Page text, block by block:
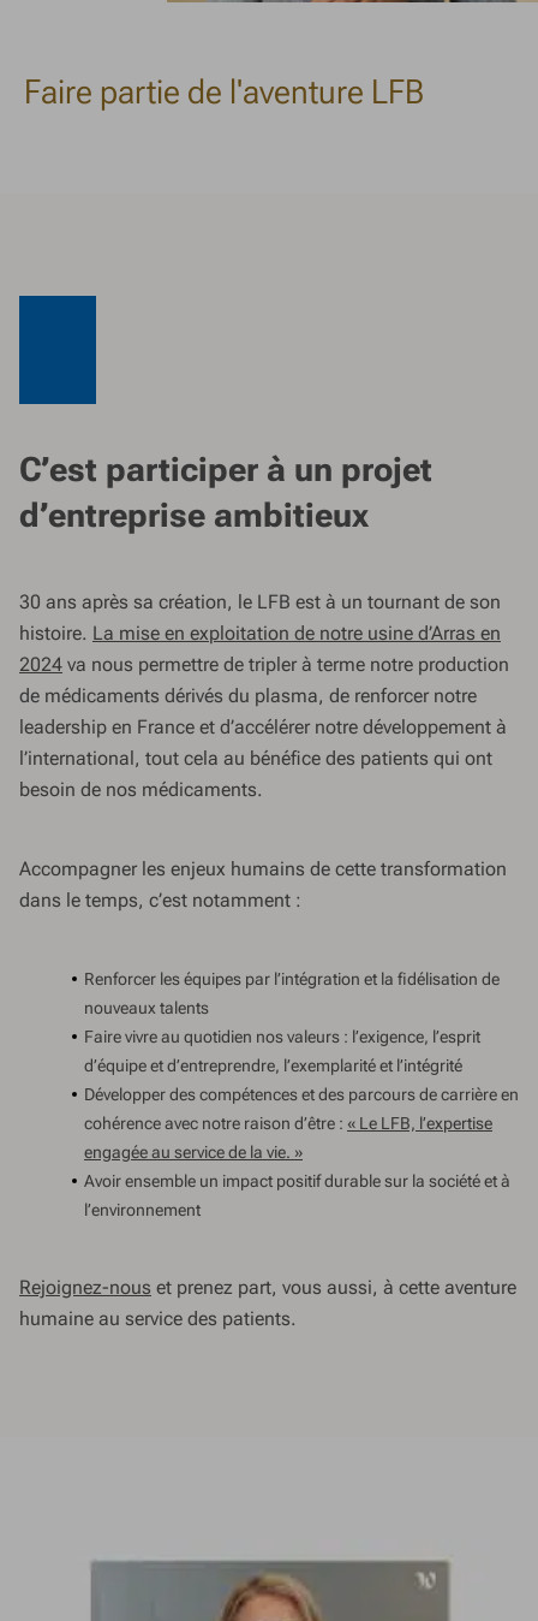
Faire partie de l'aventure LFB
C’est participer à un projet
d’entreprise ambitieux
30 ans après sa création, le LFB est à un tournant de son
histoire. La mise en exploitation de notre usine d’Arras en
2024 va nous permettre de tripler à terme notre production
de médicaments dérivés du plasma, de renforcer notre
leadership en France et d’accélérer notre développement à
l’international, tout cela au bénéfice des patients qui ont
besoin de nos médicaments.
Accompagner les enjeux humains de cette transformation
dans le temps, c’est notamment :
Renforcer les équipes par l’intégration et la fidélisation de
nouveaux talents
Faire vivre au quotidien nos valeurs : l’exigence, l’esprit
d’équipe et d’entreprendre, l’exemplarité et l’intégrité
Développer des compétences et des parcours de carrière en
cohérence avec notre raison d’être : « Le LFB, l’expertise
engagée au service de la vie. »
Avoir ensemble un impact positif durable sur la société et à
l’environnement
Rejoignez-nous et prenez part, vous aussi, à cette aventure
humaine au service des patients.